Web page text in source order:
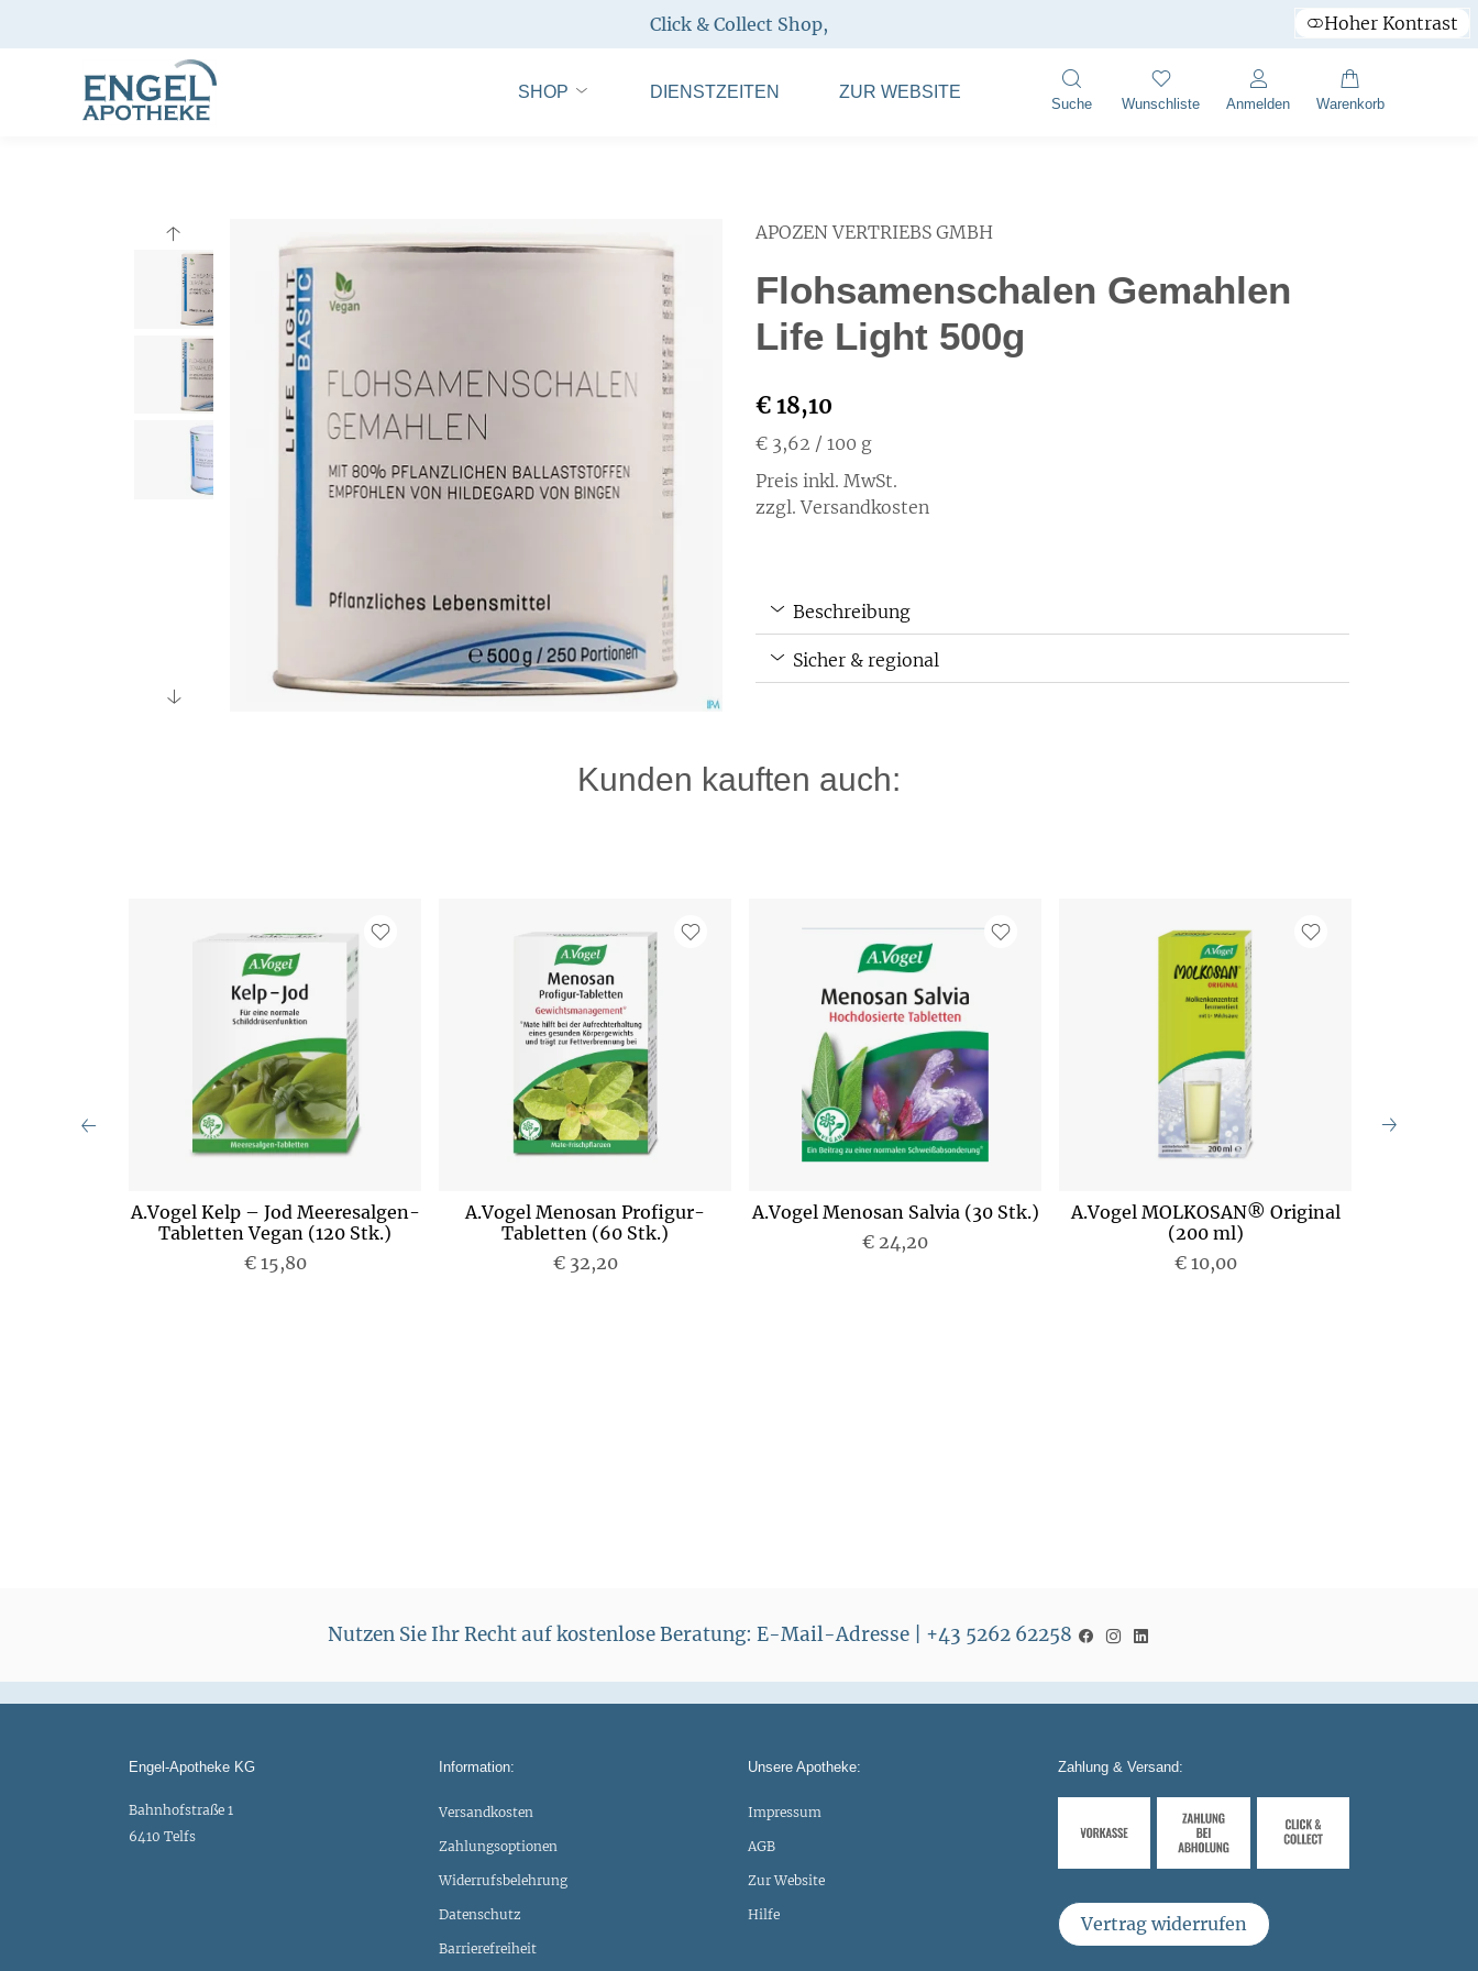
Click & Collect Shop, Hoher Kontrast
SHOP DIENSTZEITEN ZUR WEBSITE
Suche Wunschliste Anmelden Warenkorb
APOZEN VERTRIEBS GMBH
Flohsamenschalen Gemahlen
Life Light 500g
€ 18,10
€ 3,62 / 100 g
Preis inkl. MwSt.
zzgl. Versandkosten
Beschreibung
Sicher & regional
Kunden kauften auch:
A.Vogel Kelp – Jod Meeresalgen-
Tabletten Vegan (120 Stk.)
€ 15,80
A.Vogel Menosan Profigur-
Tabletten (60 Stk.)
€ 32,20
A.Vogel Menosan Salvia (30 Stk.)
€ 24,20
A.Vogel MOLKOSAN® Original
(200 ml)
€ 10,00
P
P
P
P
Nutzen Sie Ihr Recht auf kostenlose Beratung: E-Mail-Adresse | +43 5262 62258
Engel-Apotheke KG
Bahnhofstraße 1
6410 Telfs
Information:
Versandkosten
Zahlungsoptionen
Widerrufsbelehrung
Datenschutz
Barrierefreiheit
Unsere Apotheke:
Impressum
AGB
Zur Website
Hilfe
Zahlung & Versand:
Vertrag widerrufen